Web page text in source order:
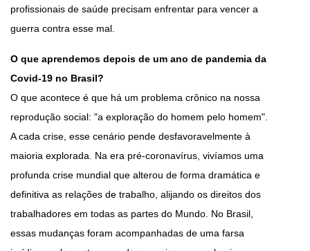
profissionais de saúde precisam enfrentar para vencer a
guerra contra esse mal.
O que aprendemos depois de um ano de pandemia da
Covid-19 no Brasil?
O que acontece é que há um problema crônico na nossa
reprodução social: "a exploração do homem pelo homem".
A cada crise, esse cenário pende desfavoravelmente à
maioria explorada. Na era pré-coronavírus, vivíamos uma
profunda crise mundial que alterou de forma dramática e
definitiva as relações de trabalho, alijando os direitos dos
trabalhadores em todas as partes do Mundo. No Brasil,
essas mudanças foram acompanhadas de uma farsa